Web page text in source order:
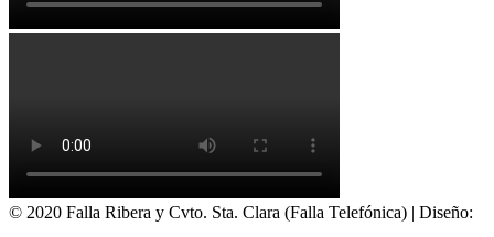
© 2020 Falla Ribera y Cvto. Sta. Clara (Falla Telefónica) | Diseño: